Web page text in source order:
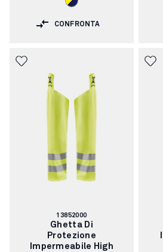
CONFRONTA
Codice
articolo:
13852000
Ghetta Di
Protezione
Impermeabile High